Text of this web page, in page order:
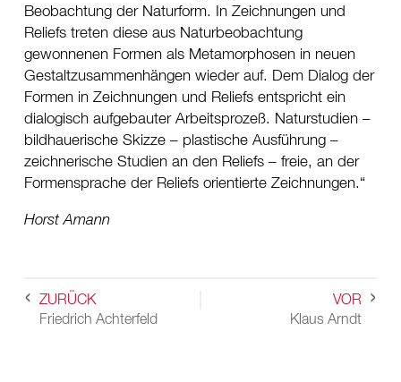
Beobachtung der Naturform. In Zeichnungen und
Reliefs treten diese aus Naturbeobachtung
gewonnenen Formen als Metamorphosen in neuen
Gestaltzusammenhängen wieder auf. Dem Dialog der
Formen in Zeichnungen und Reliefs entspricht ein
dialogisch aufgebauter Arbeitsprozeß. Naturstudien –
bildhauerische Skizze – plastische Ausführung –
zeichnerische Studien an den Reliefs – freie, an der
Formensprache der Reliefs orientierte Zeichnungen.
Horst Amann
ZURÜCK
Friedrich Achterfeld
VOR
Klaus Arndt